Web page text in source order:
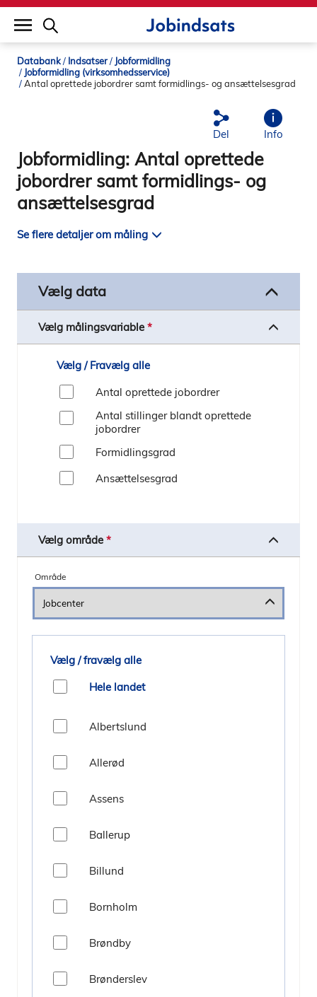
builddate: 2026-02-02 16:12:57
Databank Indsatser
Jobformidling
Jobformidling (virksomhedsservice)
Antal oprettede jobordrer samt formidlings- og ansættelsesgrad